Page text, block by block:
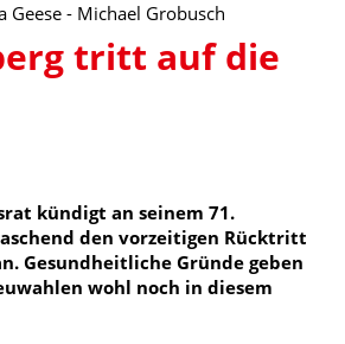
Geese - Michael Grobusch
tritt auf die
kündigt an seinem 71.
den vorzeitigen Rücktritt
Gesundheitliche Gründe geben
wohl noch in diesem